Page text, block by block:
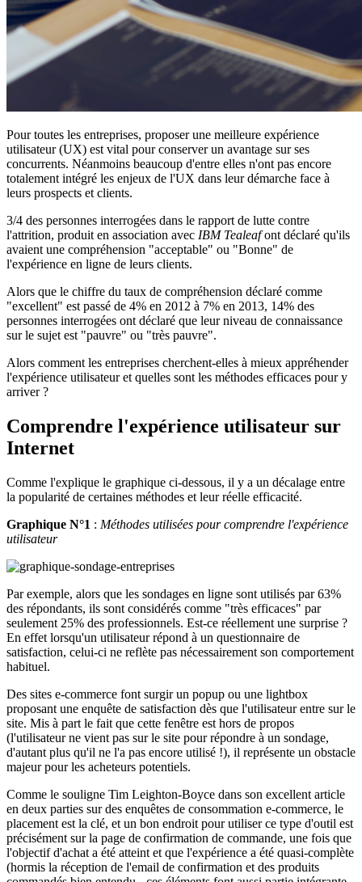
Pour toutes les entreprises, proposer une meilleure expérience
utilisateur (UX) est vital pour conserver un avantage sur ses
concurrents. Néanmoins beaucoup d'entre elles n'ont pas encore
totalement intégré les enjeux de l'UX dans leur démarche face à
leurs prospects et clients.
3/4 des personnes interrogées dans le rapport de lutte contre
l'attrition, produit en association avec IBM Tealeafont déclaré qu'ils
avaient une compréhension "acceptable" ou "Bonne" de
l'expérience en ligne de leurs clients.
Alors que le chiffre du taux de compréhension déclaré comme
"excellent" est passé de 4% en 2012 à 7% en 2013, 14% des
personnes interrogées ont déclaré que leur niveau de connaissance
sur le sujet est "pauvre" ou "très pauvre".
Alors comment les entreprises cherchent-elles à mieux appréhender
l'expérience utilisateur et quelles sont les méthodes efficaces pour y
arriver ?
Comprendre l'expérience utilisateur sur
Internet
Comme l'explique le graphique ci-dessous, il y a un décalage entre
la popularité de certaines méthodes et leur réelle efficacité.
Graphique N°1 : Méthodes utilisées pour comprendre l'expérience
utilisateur
Par exemple, alors que les sondages en ligne sont utilisés par 63%
des répondants, ils sont considérés comme "très efficaces" par
seulement 25% des professionnels. Est-ce réellement une surprise ?
En effet lorsqu'un utilisateur répond à un questionnaire de
satisfaction, celui-ci ne reflète pas nécessairement son comportement
habituel.
Des sites e-commerce font surgir un popup ou une lightbox
proposant une enquête de satisfaction dès que l'utilisateur entre sur le
site. Mis à part le fait que cette fenêtre est hors de propos
(l'utilisateur ne vient pas sur le site pour répondre à un sondage,
d'autant plus qu'il ne l'a pas encore utilisé !), il représente un obstacle
majeur pour les acheteurs potentiels.
Comme le souligne Tim Leighton-Boyce dans son excellent article
en deux parties sur des enquêtes de consommation e-commerce, le
placement est la clé, et un bon endroit pour utiliser ce type d'outil est
précisément sur la page de confirmation de commande, une fois que
l'objectif d'achat a été atteint et que l'expérience a été quasi-complète
(hormis la réception de l'email de confirmation et des produits